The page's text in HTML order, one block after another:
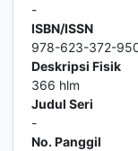
-
ISBN/ISSN
978-623-372-
Deskripsi Fisik
366 hlm
Judul Seri
-
No. Panggil